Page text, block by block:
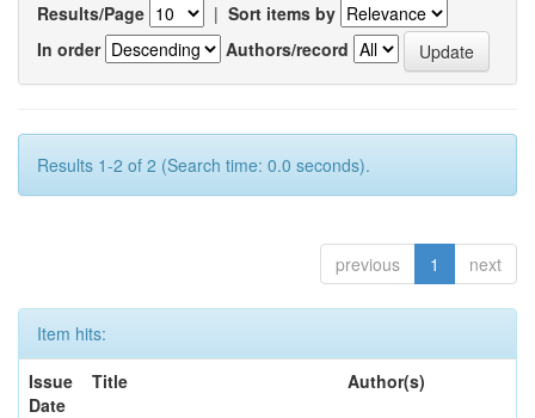
Results/Page | Sort items by
In order
Authors/record
Results 1-2 of 2 (Search time: 0.0 seconds).
previous 1 next
Item hits:
Issue
Date
Title Author(s)